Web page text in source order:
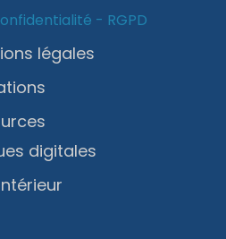
- RGPD
légales
digitales